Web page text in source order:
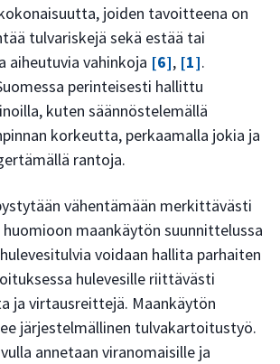
joiden tavoitteena on
tulvariskejä sekä estää tai
aiheutuvia vahinkoja [6], [1].
perinteisesti hallittu
kuten säännöstelemällä
korkeutta, perkaamalla jokia ja
rantoja.
vähentämään merkittävästi
maankäytön suunnittelussa
voidaan hallita parhaiten
hulevesille riittävästi
ja virtausreittejä. Maankäytön
järjestelmällinen tulvakartoitustyö.
annetaan viranomaisille ja